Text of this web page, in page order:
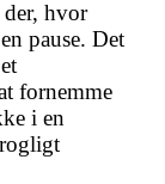
hvor
pause. Det
fornemme
i en